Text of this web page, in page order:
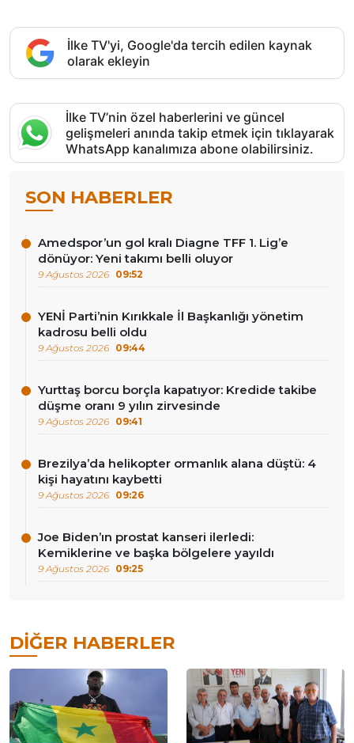
İlke TV'yi, Google'da tercih edilen kaynak
olarak ekleyin
İlke TV’nin özel haberlerini ve güncel
gelişmeleri anında takip etmek için tıklayarak
WhatsApp kanalımıza abone olabilirsiniz.
SON HABERLER
Amedspor’un gol kralı Diagne TFF 1. Lig’e
dönüyor: Yeni takımı belli oluyor
9 Ağustos 2026 09:52
YENİ Parti’nin Kırıkkale İl Başkanlığı yönetim
kadrosu belli oldu
9 Ağustos 2026 09:44
Yurttaş borcu borçla kapatıyor: Kredide takibe
düşme oranı 9 yılın zirvesinde
9 Ağustos 2026 09:41
Brezilya’da helikopter ormanlık alana düştü: 4
kişi hayatını kaybetti
9 Ağustos 2026 09:26
Joe Biden’ın prostat kanseri ilerledi:
Kemiklerine ve başka bölgelere yayıldı
9 Ağustos 2026 09:25
DIĞER HABERLER